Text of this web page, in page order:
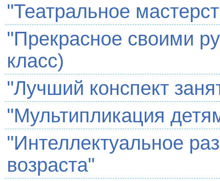
"Театральное
"Прекрасное своими
класс)
"Лучший конспект
"Мультипликация
"Интеллектуальное
возраста"